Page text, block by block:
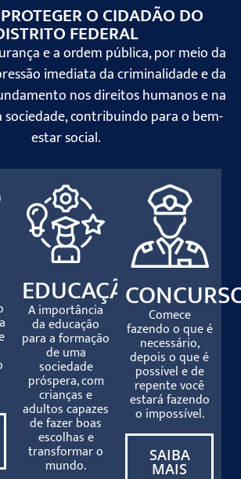
O CIDADÃO DO
FEDERAL
e a ordem pública, por meio da
imediata da criminalidade e da
nos direitos humanos e na
contribuindo para o bem-
estar social.
EDUCAÇÃO
A importância
da educação
para a formação
de uma
sociedade
próspera, com
crianças e
adultos capazes
de fazer boas
escolhas e
transformar o
mundo.
Comece
fazendo o que é
necessário,
depois o que é
possível e de
repente você
estará fazendo
o impossível.
SAIBA
MAIS